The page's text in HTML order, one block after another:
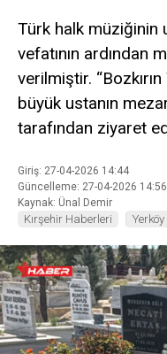
Türk halk müziğinin
vefatının ardından
verilmiştir.
büyük ustanın
tarafından ziyaret
Giriş: 27-04-2026 14:44
Güncelleme: 27-04-2026 14:56
Kaynak: Ünal Demir
Kırşehir Haberleri